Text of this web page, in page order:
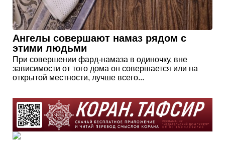
Ангелы совершают намаз рядом с
этими людьми
При совершении фард-намаза в одиночку, вне
зависимости от того дома он совершается или на
открытой местности, лучше всего...